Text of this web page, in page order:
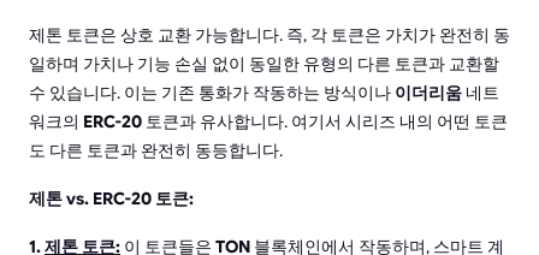
제톤 토큰은 상호 교환 가능합니다. 즉, 각 토큰은 가치가 완전히 동
일하며 가치나 기능 손실 없이 동일한 유형의 다른 토큰과 교환할
수 있습니다. 이는 기존 통화가 작동하는 방식이나 이더리움 네트
워크의 ERC-20 토큰과 유사합니다. 여기서 시리즈 내의 어떤 토큰
도 다른 토큰과 완전히 동등합니다.
제톤 vs. ERC-20 토큰:
1.제톤 토큰: 이 토큰들은 TON 블록체인에서 작동하며, 스마트 계